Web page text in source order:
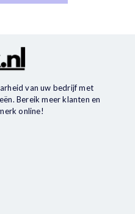
van uw bedrijf met
Bereik meer klanten en
online!